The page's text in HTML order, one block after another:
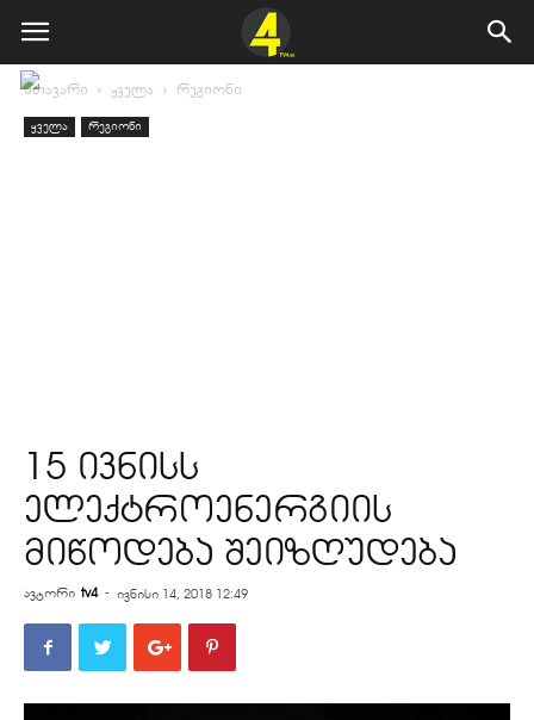
მთავარი ყველა რეგიონი
ყველა რეგიონი
15 ივნისს
ელექტროენერგიის
მიწოდება შეიზღუდება
ავტორი tv4 - ივნისი 14, 2018 12:49